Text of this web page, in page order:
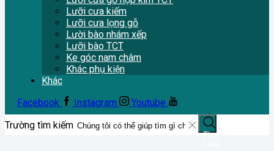
Lưỡi cưa kiếm
Lưỡi cưa lọng gỗ
Lười bào nhám xếp
Lưỡi bào TCT
Ke góc nam châm
Khác phụ kiện
Khác
Facebook
Instagram
Youtube
Trường tìm kiếm
Tìm